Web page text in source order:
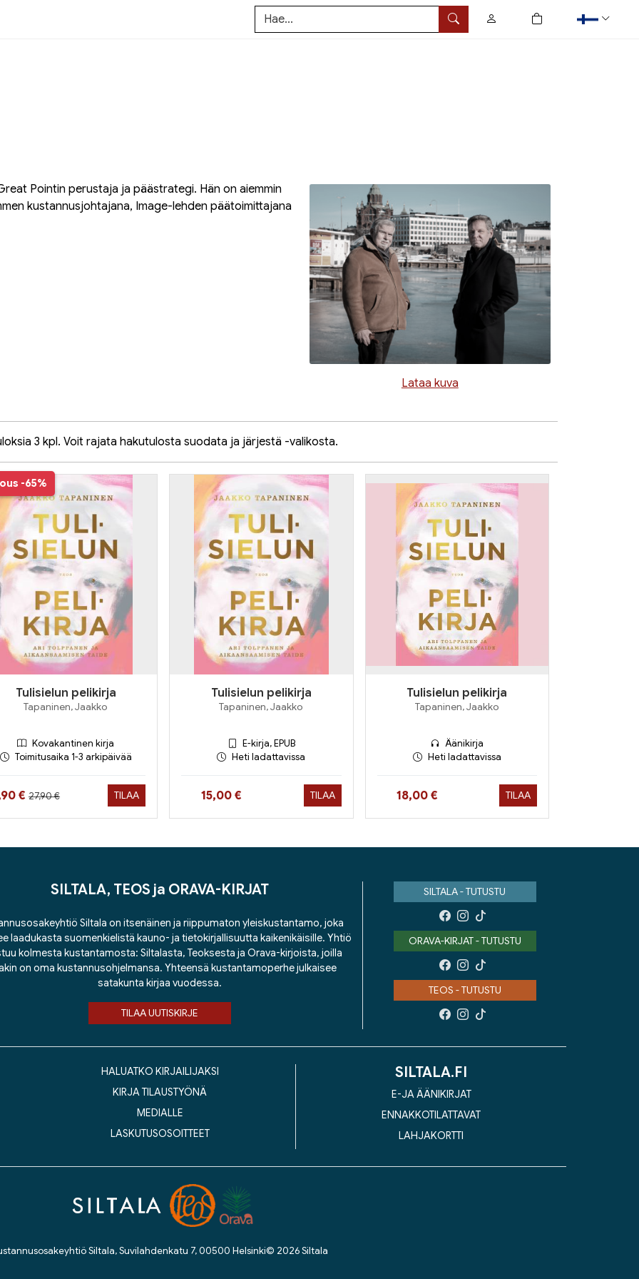
Hae
0
tuotetta ostoskorissa
Lataa kuva
Pointin perustaja ja päästrategi. Hän on aiemmin
kustannusjohtajana, Image-lehden päätoimittajana
3 kpl. Voit rajata hakutulosta suodata ja järjestä -valikosta.
-65%
Tulisielun pelikirja
Tapaninen, Jaakko
Kovakantinen kirja
Toimitusaika 1-3 arkipäivää
nyt
€Hinta aiemmin
27,90 € TILAA
Tulisielun pelikirja
Tapaninen, Jaakko
E-kirja, EPUB
Heti ladattavissa
Hinta nyt
15,00 € TILAA
Tulisielun pelikirja
Tapaninen, Jaakko
Äänikirja
Heti ladattavissa
Hinta nyt
18,00 € TILAA
SILTALA, TEOS ja ORAVA-KIRJAT
Siltala on itsenäinen ja riippumaton yleiskustantamo, joka
laadukasta suomenkielistä kauno- ja tietokirjallisuutta kaikenikäisille. Yhtiö
kolmesta kustantamosta: Siltalasta, Teoksesta ja Orava-kirjoista, joilla
on oma kustannusohjelmansa. Yhteensä kustantamoperhe julkaisee
satakunta kirjaa vuodessa.
TILAA UUTISKIRJE
SILTALA - TUTUSTU
ORAVA-KIRJAT - TUTUSTU
TEOS - TUTUSTU
HALUATKO KIRJAILIJAKSI
KIRJA TILAUSTYÖNÄ
MEDIALLE
LASKUTUSOSOITTEET
SILTALA.FI
E-JA ÄÄNIKIRJAT
ENNAKKOTILATTAVAT
LAHJAKORTTI
Siltala, Suvilahdenkatu 7, 00500 Helsinki© 2026 Siltala